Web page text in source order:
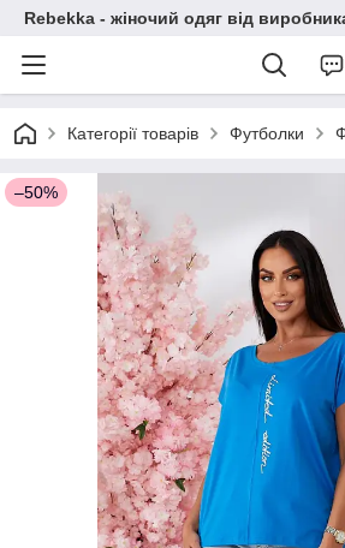
Rebekka - жіночий одяг від
Категорії товарів Футболки
–50%